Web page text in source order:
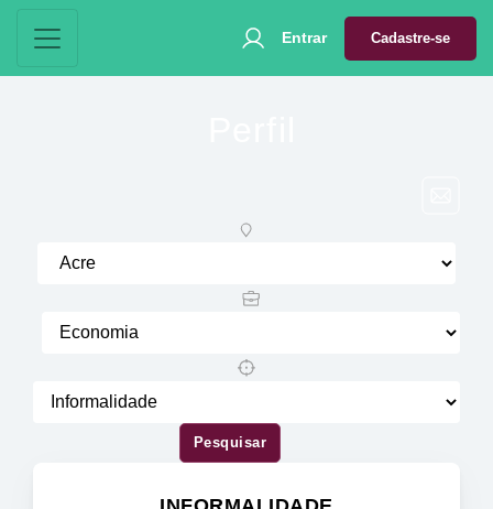
Entrar Cadastre-se
Pesquisar